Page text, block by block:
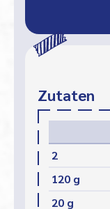
Zutaten
2
120 g
20 g